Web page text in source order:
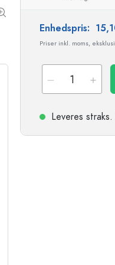
Enhedspris:
Priser inkl. moms,
Leveres straks.